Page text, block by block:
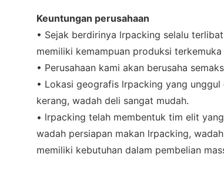
Keuntungan perusahaan
• Sejak berdirinya lrpacking selalu
memiliki kemampuan produksi
• Perusahaan kami akan berusaha
• Lokasi geografis lrpacking yang
kerang, wadah deli sangat mudah.
• lrpacking telah membentuk tim elit
wadah persiapan makan lrpacking,
memiliki kebutuhan dalam pembelian